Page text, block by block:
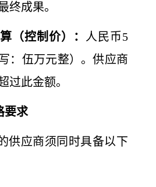
终成果。
（控制价）： 人民币5
：伍万元整）。供应商
过此金额。
要求
供应商须同时具备以下